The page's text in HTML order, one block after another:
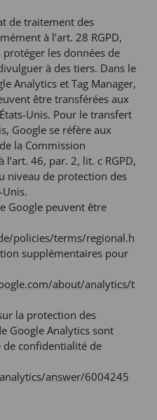
de traitement des
à l’art. 28 RGPD,
protéger les données de
à des tiers. Dans le
Analytics et Tag Manager,
être transférées aux
Unis. Pour le transfert
Google se réfère aux
la Commission
46, par. 2, lit. c RGPD,
niveau de protection des
Google peuvent être
policies/terms/regional.h
supplémentaires pour
about/analytics/t
la protection des
Google Analytics sont
confidentialité de
answer/6004245